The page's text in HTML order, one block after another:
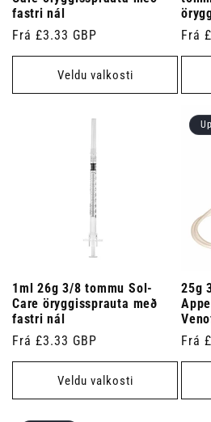
fastri nál
Venjulegt
verð
Frá £3.33 GBP
Veldu valkosti
verð
Frá
1ml 26g 3/8 tommu Sol-
Care öryggissprauta með
fastri nál
Venjulegt
verð
Frá £3.33 GBP
Veldu valkosti
25g
verð
Frá